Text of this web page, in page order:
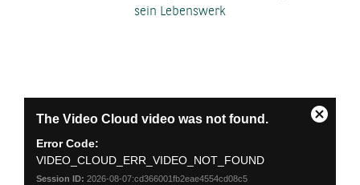
sein Lebenswerk
modal
window.
The Video Cloud video was not found.
Error Code:
VIDEO_CLOUD_ERR_VIDEO_NOT_FOUND
Session ID: 2026-08-07:cd366001fb2eae4554cd08c5
Close